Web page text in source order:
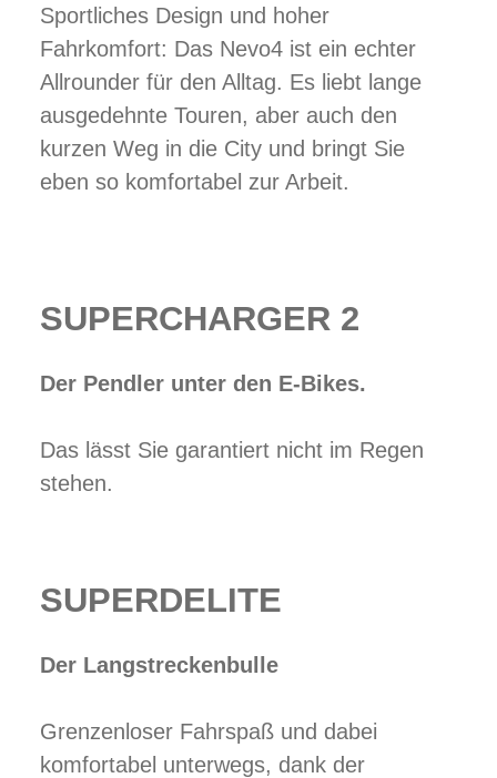
Sportliches Design und hoher
Fahrkomfort: Das Nevo4 ist ein echter
Allrounder für den Alltag. Es liebt lange
ausgedehnte Touren, aber auch den
kurzen Weg in die City und bringt Sie
eben so komfortabel zur Arbeit.
SUPERCHARGER 2
Der Pendler unter den E-Bikes.
Das lässt Sie garantiert nicht im Regen
stehen.
SUPERDELITE
Der Langstreckenbulle
Grenzenloser Fahrspaß und dabei
komfortabel unterwegs, dank der